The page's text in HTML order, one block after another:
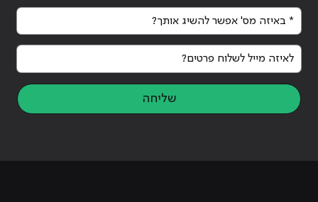
* באיזה מס' אפשר להשיג אותך?
לאיזה מייל לשלוח פרטים?
שליחה